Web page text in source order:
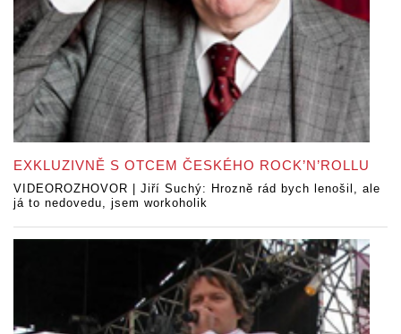
EXKLUZIVNĚ S OTCEM ČESKÉHO ROCK’N’ROLLU
VIDEOROZHOVOR | Jiří Suchý: Hrozně rád bych lenošil, ale
já to nedovedu, jsem workoholik